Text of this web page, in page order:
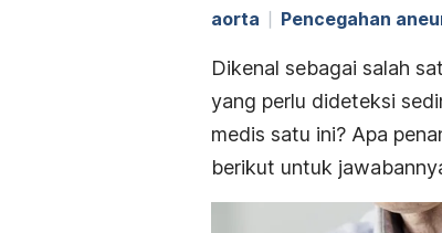
aorta
Pencegahan
Dikenal sebagai salah
yang perlu dideteksi
medis satu ini? Apa
berikut untuk